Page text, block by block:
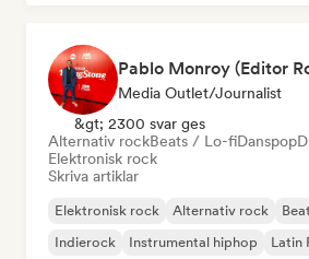
Media Outlet/Journalist
&gt; 2300 svar ges
Alternativ rockBeats / Lo-fiDanspop
Elektronisk rock
Skriva artiklar
Elektronisk rock Alternativ rock
Indierock
Instrumental hiphop Latin